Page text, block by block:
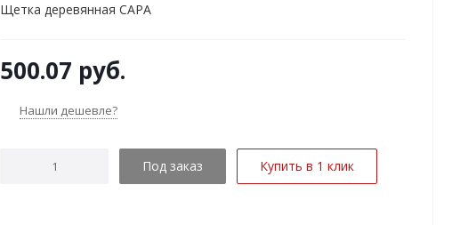
Щетка деревянная САРА
500.07 руб.
Нашли дешевле?
Под заказ Купить в 1 клик